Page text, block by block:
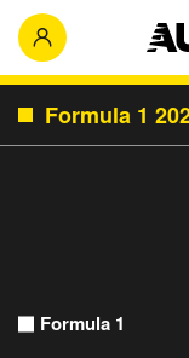
Formula 1
Formula 1